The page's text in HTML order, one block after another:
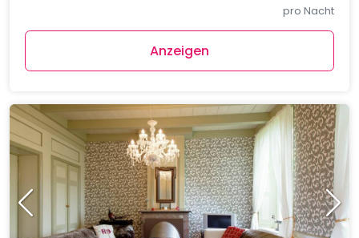
pro Nacht
Anzeigen